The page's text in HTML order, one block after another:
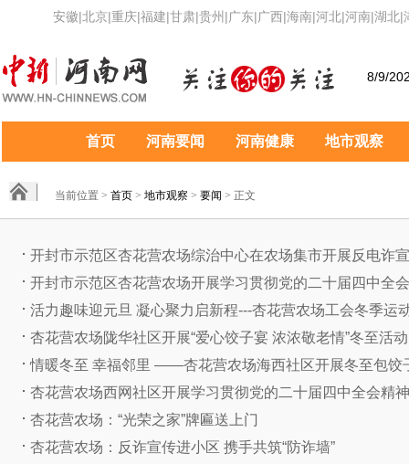
安徽|北京|重庆|福建|甘肃|贵州 |广东|广西|海南|河北|河南|湖北|
8/9/
首页 河南要闻 河南健康 地市观察
当前位置 > 首页 > 地市观察 > 要闻 > 正文
开封市示范区杏花营农场综治中心在农场集市开展反电诈
开封市示范区杏花营农场开展学习贯彻党的二十届四中全
活力趣味迎元旦 凝心聚力启新程---杏花营农场工会冬季运
杏花营农场陇华社区开展“爱心饺子宴 浓浓敬老情”冬至活动
情暖冬至 幸福邻里 ——杏花营农场海西社区开展冬至包饺
杏花营农场西网社区开展学习贯彻党的二十届四中全会精
杏花营农场：“光荣之家”牌匾送上门
杏花营农场：反诈宣传进小区 携手共筑“防诈墙”